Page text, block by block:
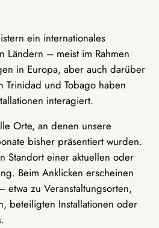
ein internationales
Ländern – meist im Rahmen
in Europa, aber auch darüber
Trinidad und Tobago haben
interagiert.
Orte, an denen unsere
bisher präsentiert wurden.
Standort einer aktuellen oder
Beim Anklicken erscheinen
etwa zu Veranstaltungsorten,
beteiligten Installationen oder